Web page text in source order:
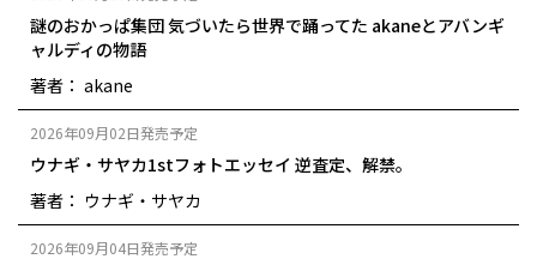
謎のおかっぱ集団 気づいたら世界で踊ってた akaneとアバンギ
ャルディの物語
著者： akane
2026年09月02日発売予定
ウナギ・サヤカ1stフォトエッセイ 逆査定、解禁。
著者： ウナギ・サヤカ
2026年09月04日発売予定